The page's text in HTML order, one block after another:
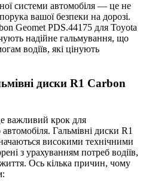
системи автомобіля — це не
вашої безпеки на дорозі.
Geomet PDS.44175 для Toyota
надійне гальмування, що
водіїв, які цінують
диски R1 Carbon
важливий крок для
Гальмівні диски R1
високими технічними
з урахуванням потреб водіїв,
Ось кілька причин, чому